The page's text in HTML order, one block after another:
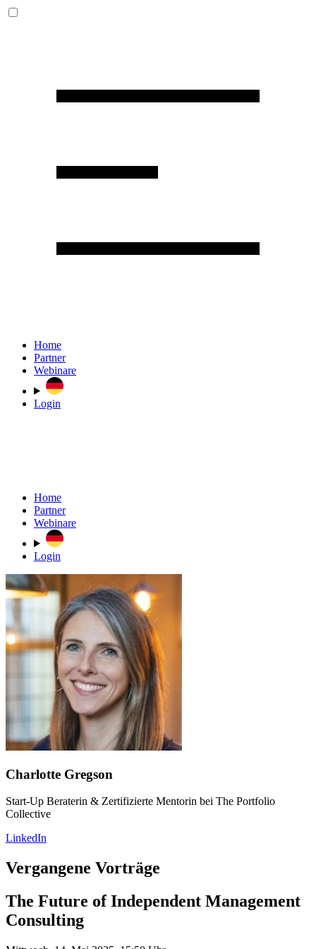
Home
Partner
Webinare
Login
Home
Partner
Webinare
Login
Charlotte Gregson
Start-Up Beraterin & Zertifizierte Mentorin bei The Portfolio
Collective
LinkedIn
Vergangene Vorträge
The Future of Independent Management
Consulting